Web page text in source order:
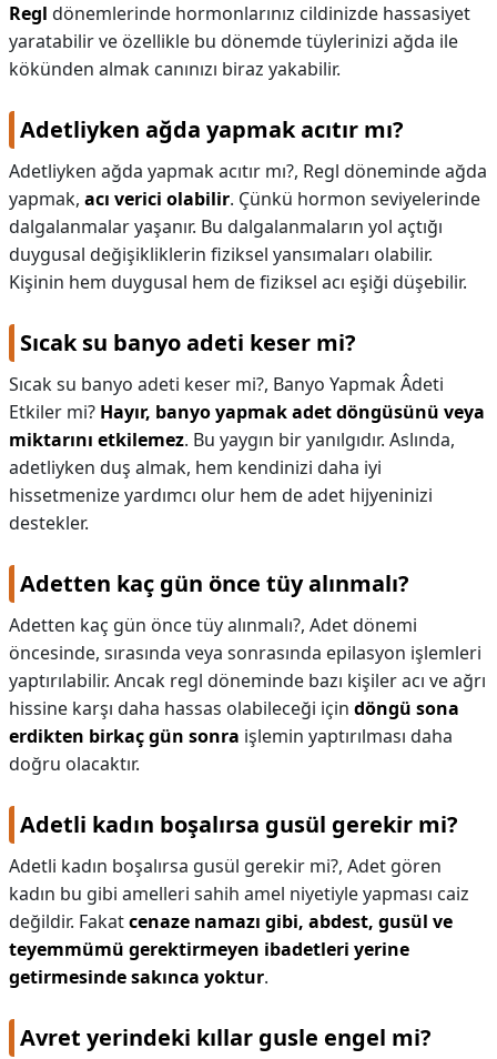
Regl dönemlerinde hormonlarınız cildinizde hassasiyet
yaratabilir ve özellikle bu dönemde tüylerinizi ağda ile
kökünden almak canınızı biraz yakabilir.
Adetliyken ağda yapmak acıtır mı?
Adetliyken ağda yapmak acıtır mı?, Regl döneminde ağda
yapmak, acı verici olabilir. Çünkü hormon seviyelerinde
dalgalanmalar yaşanır. Bu dalgalanmaların yol açtığı
duygusal değişikliklerin fiziksel yansımaları olabilir.
Kişinin hem duygusal hem de fiziksel acı eşiği düşebilir.
Sıcak su banyo adeti keser mi?
Sıcak su banyo adeti keser mi?, Banyo Yapmak Âdeti
Etkiler mi? Hayır, banyo yapmak adet döngüsünü veya
miktarını etkilemez. Bu yaygın bir yanılgıdır. Aslında,
adetliyken duş almak, hem kendinizi daha iyi
hissetmenize yardımcı olur hem de adet hijyeninizi
destekler.
Adetten kaç gün önce tüy alınmalı?
Adetten kaç gün önce tüy alınmalı?, Adet dönemi
öncesinde, sırasında veya sonrasında epilasyon işlemleri
yaptırılabilir. Ancak regl döneminde bazı kişiler acı ve ağrı
hissine karşı daha hassas olabileceği için döngü sona
erdikten birkaç gün sonra işlemin yaptırılması daha
doğru olacaktır.
Adetli kadın boşalırsa gusül gerekir mi?
Adetli kadın boşalırsa gusül gerekir mi?, Adet gören
kadın bu gibi amelleri sahih amel niyetiyle yapması caiz
değildir. Fakatcenaze namazı gibi, abdest, gusül ve
teyemmümü gerektirmeyen ibadetleri yerine
getirmesinde sakınca yoktur.
Avret yerindeki kıllar gusle engel mi?